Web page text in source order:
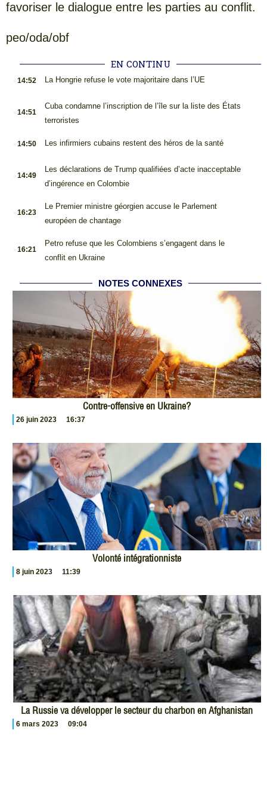
favoriser le dialogue entre les parties au conflit.
peo/oda/obf
EN CONTINU
14:52 La Hongrie refuse le vote majoritaire dans l’UE
14:51
Cuba condamne l’inscription de l’île sur la liste des États
terroristes
14:50 Les infirmiers cubains restent des héros de la santé
14:49
Les déclarations de Trump qualifiées d’acte inacceptable
d’ingérence en Colombie
16:23
Le Premier ministre géorgien accuse le Parlement
européen de chantage
16:21
Petro refuse que les Colombiens s’engagent dans le
conflit en Ukraine
NOTES CONNEXES
Contre-offensive en Ukraine?
26 juin 2023 16:37
Volonté intégrationniste
8 juin 2023 11:39
La Russie va développer le secteur du charbon en Afghanistan
6 mars 2023 09:04